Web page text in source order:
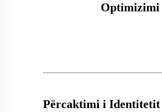
Optimizimi
Përcaktimi i Identitetit